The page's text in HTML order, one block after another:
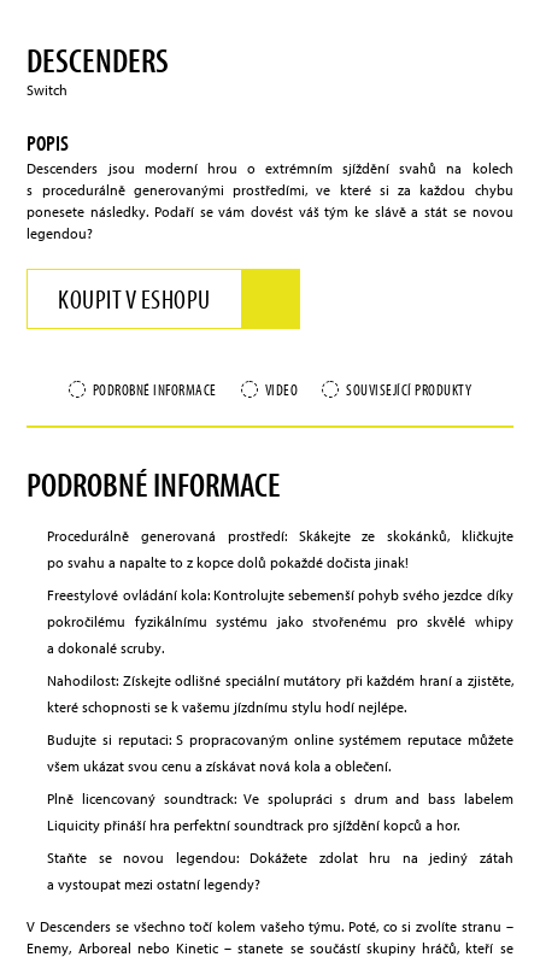
DESCENDERS
Switch
POPIS
Descenders jsou moderní hrou o extrémním sjíždění svahů na kolech
s procedurálně generovanými prostředími, ve které si za každou chybu
ponesete následky. Podaří se vám dovést váš tým ke slávě a stát se novou
legendou?
KOUPIT V ESHOPU
PODROBNÉ INFORMACE VIDEO SOUVISEJÍCÍ PRODUKTY
PODROBNÉ INFORMACE
Procedurálně generovaná prostředí: Skákejte ze skokánků, kličkujte
po svahu a napalte to z kopce dolů pokaždé dočista jinak!
Freestylové ovládání kola: Kontrolujte sebemenší pohyb svého jezdce díky
pokročilému fyzikálnímu systému jako stvořenému pro skvělé whipy
a dokonalé scruby.
Nahodilost: Získejte odlišné speciální mutátory při každém hraní a zjistěte,
které schopnosti se k vašemu jízdnímu stylu hodí nejlépe.
Budujte si reputaci: S propracovaným online systémem reputace můžete
všem ukázat svou cenu a získávat nová kola a oblečení.
Plně licencovaný soundtrack: Ve spolupráci s drum and bass labelem
Liquicity přináší hra perfektní soundtrack pro sjíždění kopců a hor.
Staňte se novou legendou: Dokážete zdolat hru na jediný zátah
a vystoupat mezi ostatní legendy?
V Descenders se všechno točí kolem vašeho týmu. Poté, co si zvolíte stranu –
Enemy, Arboreal nebo Kinetic – stanete se součástí skupiny hráčů, kteří se